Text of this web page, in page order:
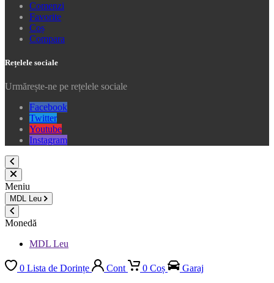
Comenzi
Favorite
Coș
Compara
Rețelele sociale
Urmărește-ne pe rețelele sociale
Facebook
Twitter
Youtube
Instagram
Meniu
MDL Leu
Monedă
MDL Leu
0 Lista de Dorințe Cont 0 Coș
Garaj